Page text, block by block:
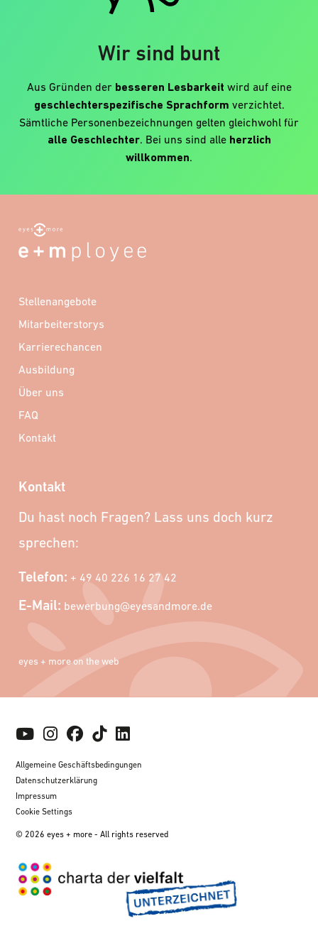
Wir sind bunt
Aus Gründen der besseren Lesbarkeit wird auf eine
geschlechterspezifische Sprachform verzichtet.
Sämtliche Personenbezeichnungen gelten gleichwohl für
alle Geschlechter. Bei uns sind alle herzlich
willkommen.
Stellenangebote
Mitarbeiterstorys
Karrierechancen
Ausbildung
Über uns
FAQ
Kontakt
Kontakt
Du hast noch Fragen? Lass uns doch kurz
sprechen:
Telefon: + 49 40 226 16 27 42
E-Mail: bewerbung@eyesandmore.de
eyes + more on the web
Allgemeine Geschäftsbedingungen
Datenschutzerklärung
Impressum
Cookie Settings
© 2026 eyes + more - All rights reserved